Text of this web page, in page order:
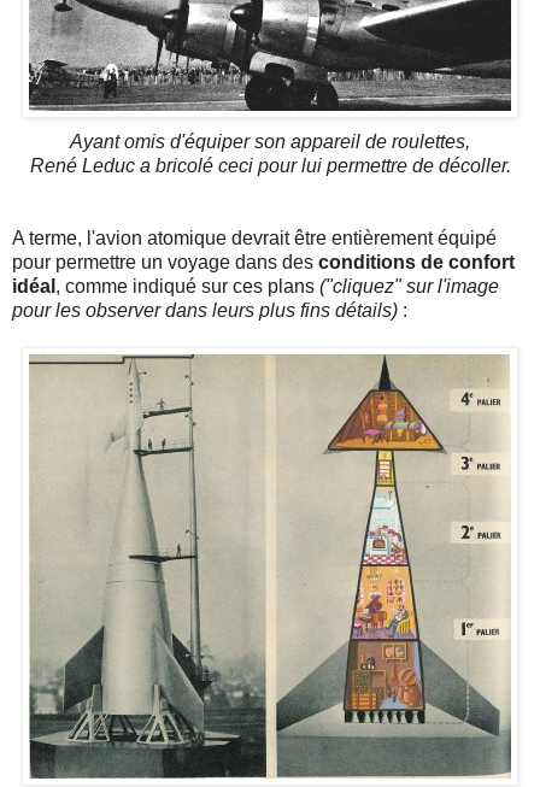
Ayant omis d'équiper son appareil de roulettes,
René Leduc a bricolé ceci pour lui permettre de décoller.
A terme, l'avion atomique devrait être entièrement équipé
pour permettre un voyage dans des conditions de confort
idéal , comme indiqué sur ces plans ("cliquez" sur l'image
pour les observer dans leurs plus fins détails) :